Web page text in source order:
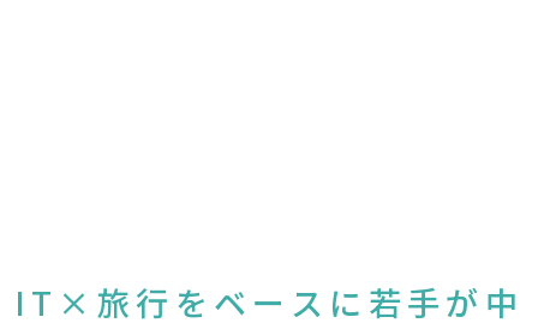
IT×旅行をベースに若手が中